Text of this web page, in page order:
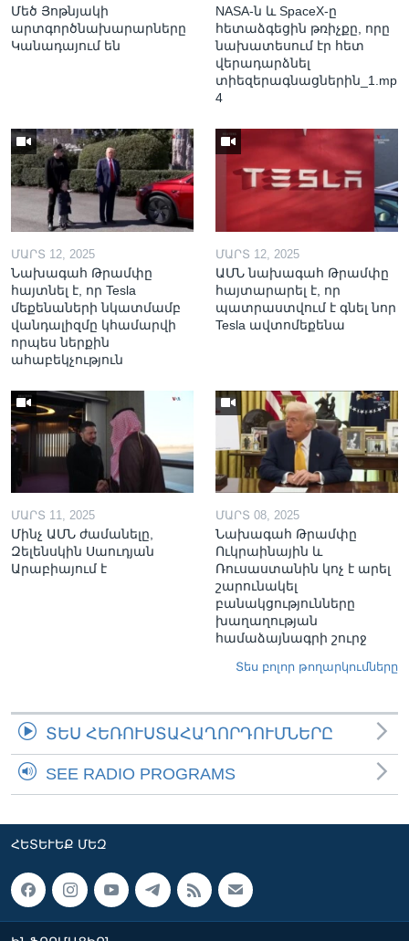
Մեծ Յոթնյակի
արտգործնախարարները
Կանադայում են
NASA-ն և SpaceX-ը
հետաձգեցին թռիչքը, որը
նախատեսում էր հետ
վերադարձնել
տիեզերագնացներին_1.mp
4
ՄԱՐՏ 12, 2025
Նախագահ Թրամփը
հայտնել է, որ Tesla
մեքենաների նկատմամբ
վանդալիզմը կհամարվի
որպես ներքին
ահաբեկչություն
ՄԱՐՏ 12, 2025
ԱՄՆ նախագահ Թրամփը
հայտարարել է, որ
պատրաստվում է գնել նոր
Tesla ավտոմեքենա
ՄԱՐՏ 11, 2025
Մինչ ԱՄՆ ժամանելը,
Զելենսկին Սաուդյան
Արաբիայում է
ՄԱՐՏ 08, 2025
Նախագահ Թրամփը
Ուկրաինային և
Ռուսաստանին կոչ է արել
շարունակել
բանակցությունները
խաղաղության
համաձայնագրի շուրջ
Տես բոլոր թողարկումները
ՏԵՍ ՀԵՌՈՒՍՏԱՀԱՂՈՐԴՈՒՄՆԵՐԸ
SEE RADIO PROGRAMS
ՀԵՏԵՒԵՔ ՄԵԶ